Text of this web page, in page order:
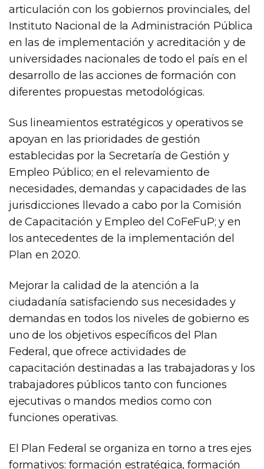
articulación con los gobiernos provinciales, del
Instituto Nacional de la Administración Pública
en las de implementación y acreditación y de
universidades nacionales de todo el país en el
desarrollo de las acciones de formación con
diferentes propuestas metodológicas.
Sus lineamientos estratégicos y operativos se
apoyan en las prioridades de gestión
establecidas por la Secretaría de Gestión y
Empleo Público; en el relevamiento de
necesidades, demandas y capacidades de las
jurisdicciones llevado a cabo por la Comisión
de Capacitación y Empleo del CoFeFuP; y en
los antecedentes de la implementación del
Plan en 2020.
Mejorar la calidad de la atención a la
ciudadanía satisfaciendo sus necesidades y
demandas en todos los niveles de gobierno es
uno de los objetivos específicos del Plan
Federal, que ofrece actividades de
capacitación destinadas a las trabajadoras y los
trabajadores públicos tanto con funciones
ejecutivas o mandos medios como con
funciones operativas.
El Plan Federal se organiza en torno a tres ejes
formativos: formación estratégica, formación